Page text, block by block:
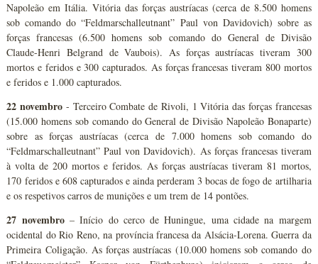
Napoleão em Itália. Vitória das forças austríacas (cerca de 8.500 homens
sob comando do “Feldmarschalleutnant” Paul von Davidovich) sobre as
forças francesas (6.500 homens sob comando do General de Divisão
Claude-Henri Belgrand de Vaubois). As forças austríacas tiveram 300
mortos e feridos e 300 capturados. As forças francesas tiveram 800 mortos
e feridos e 1.000 capturados.
22 novembro - Terceiro Combate de Rivoli, 1 Vitória das forças francesas
(15.000 homens sob comando do General de Divisão Napoleão Bonaparte)
sobre as forças austríacas (cerca de 7.000 homens sob comando do
“Feldmarschalleutnant” Paul von Davidovich). As forças francesas tiveram
à volta de 200 mortos e feridos. As forças austríacas tiveram 81 mortos,
170 feridos e 608 capturados e ainda perderam 3 bocas de fogo de artilharia
e os respetivos carros de munições e um trem de 14 pontões.
27 novembro– Início do cerco de Huningue, uma cidade na margem
ocidental do Rio Reno, na província francesa da Alsácia-Lorena. Guerra da
Primeira Coligação. As forças austríacas (10.000 homens sob comando do